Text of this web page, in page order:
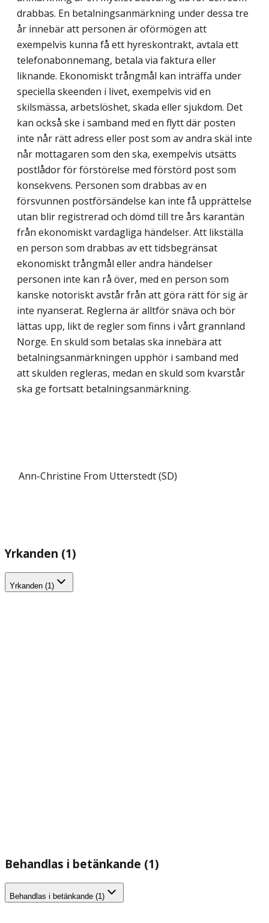
drabbas. En betalningsanmärkning under dessa tre
år innebär att personen är oförmögen att
exempelvis kunna få ett hyreskontrakt, avtala ett
telefonabonnemang, betala via faktura eller
liknande. Ekonomiskt trångmål kan inträffa under
speciella skeenden i livet, exempelvis vid en
skilsmässa, arbetslöshet, skada eller sjukdom. Det
kan också ske i samband med en flytt där posten
inte når rätt adress eller post som av andra skäl inte
når mottagaren som den ska, exempelvis utsätts
postlådor för förstörelse med förstörd post som
konsekvens. Personen som drabbas av en
försvunnen postförsändelse kan inte få upprättelse
utan blir registrerad och dömd till tre års karantän
från ekonomiskt vardagliga händelser. Att likställa
en person som drabbas av ett tids­begränsat
ekonomiskt trångmål eller andra händelser
personen inte kan rå över, med en person som
kanske notoriskt avstår från att göra rätt för sig är
inte nyanserat. Reglerna är alltför snäva och bör
lättas upp, likt de regler som finns i vårt grannland
Norge. En skuld som betalas ska innebära att
betalningsanmärkningen upphör i samband med
att skulden regleras, medan en skuld som kvarstår
ska ge fortsatt betalningsanmärkning.
Ann-Christine From Utterstedt (SD)
Yrkanden (1)
Yrkanden (1)
Behandlas i betänkande (1)
Behandlas i betänkande (1)